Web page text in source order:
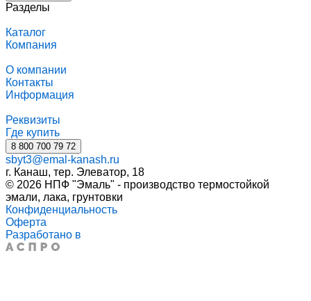
Разделы
Каталог
Компания
О компании
Контакты
Информация
Реквизиты
Где купить
8 800 700 79 72
sbyt3@emal-kanash.ru
г. Канаш, тер. Элеватор, 18
© 2026 НПФ "Эмаль" - производство термостойкой
эмали, лака, грунтовки
Конфиденциальность
Оферта
Разработано в